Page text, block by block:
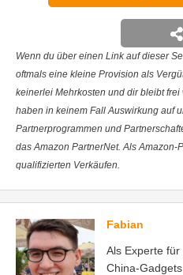
Wenn du über einen Link auf dieser
oftmals eine kleine Provision als
keinerlei Mehrkosten und dir bleibt
haben in keinem Fall Auswirkung auf
Partnerprogrammen und
das Amazon PartnerNet. Als Amazon-
qualifizierten Verkäufen.
Fabian
Als Experte
China-